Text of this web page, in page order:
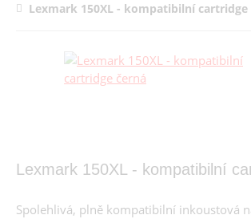
Lexmark 150XL - kompatibilní cartridge
Lexmark 150XL - kompatibilní
Spolehlivá, plně kompatibilní inkoustová